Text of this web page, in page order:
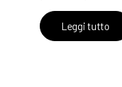
Leggi tutto